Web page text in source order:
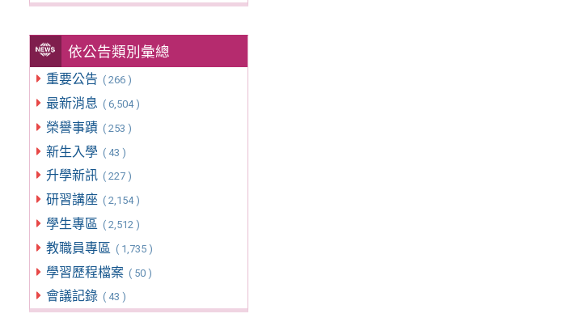
依公告類別彙總
重要公告 ( 266 )
最新消息 ( 6,504 )
榮譽事蹟 ( 253 )
新生入學 ( 43 )
升學新訊 ( 227 )
研習講座 ( 2,154 )
學生專區 ( 2,512 )
教職員專區 ( 1,735 )
學習歷程檔案 ( 50 )
會議記錄 ( 43 )